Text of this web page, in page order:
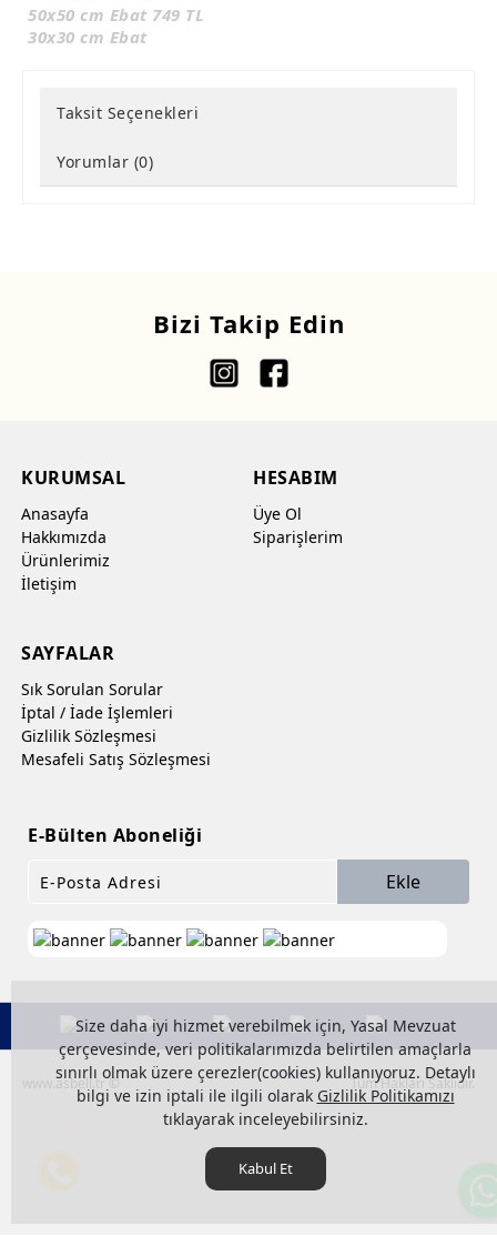
50x50 cm Ebat 749 TL
30x30 cm Ebat
Taksit Seçenekleri
Yorumlar (0)
Size daha iyi hizmet verebilmek için, Yasal Mevzuat
çerçevesinde, veri politikalarımızda belirtilen amaçlarla
sınırlı olmak üzere çerezler(cookies) kullanıyoruz. Detaylı
bilgi ve izin iptali ile ilgili olarak Gizlilik Politikamızı
tıklayarak inceleyebilirsiniz.
Kabul Et
Bizi Takip Edin
KURUMSAL
Anasayfa
Hakkımızda
Ürünlerimiz
İletişim
HESABIM
Üye Ol
Siparişlerim
SAYFALAR
Sık Sorulan Sorular
İptal / İade İşlemleri
Gizlilik Sözleşmesi
Mesafeli Satış Sözleşmesi
E-Bülten Aboneliği
Ekle
www.asbell.tr © Tüm Hakları Saklıdır.